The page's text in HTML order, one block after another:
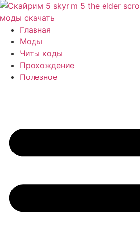
Перейти
к
содержимому
Главная
Моды
Читы коды
Прохождение
Полезное